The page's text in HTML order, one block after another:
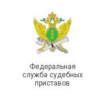
Единство
Федеральная
служба судебных
приставов